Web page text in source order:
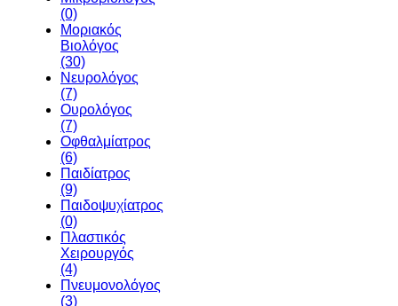
(0)
Μοριακός
Βιολόγος
(30)
Νευρολόγος
(7)
Ουρολόγος
(7)
Οφθαλμίατρος
(6)
Παιδίατρος
(9)
Παιδοψυχίατρος
(0)
Πλαστικός
Χειρουργός
(4)
Πνευμονολόγος
(3)